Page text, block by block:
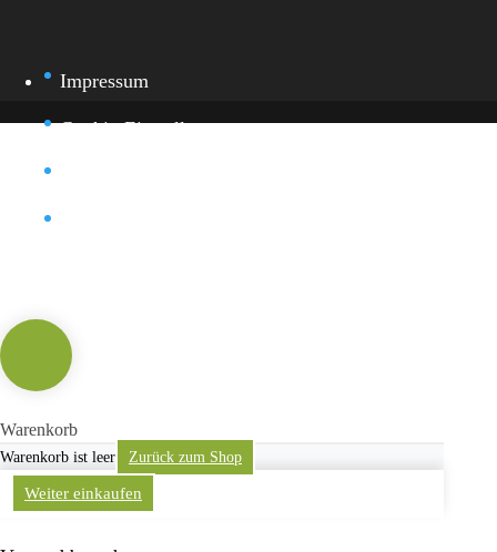
Impressum
Cookie-Einstellung
Warenkorb
Warenkorb ist leer Zurück zum Shop
Weiter einkaufen